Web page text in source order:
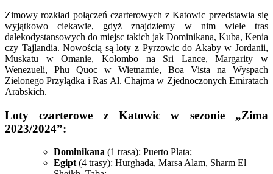
Zimowy rozkład połączeń czarterowych z Katowic przedstawia się
wyjątkowo ciekawie, gdyż znajdziemy w nim wiele tras
dalekodystansowych do miejsc takich jak Dominikana, Kuba, Kenia
czy Tajlandia. Nowością są loty z Pyrzowic do Akaby w Jordanii,
Muskatu w Omanie, Kolombo na Sri Lance, Margarity w
Wenezueli, Phu Quoc w Wietnamie, Boa Vista na Wyspach
Zielonego Przylądka i Ras Al. Chajma w Zjednoczonych Emiratach
Arabskich.
Loty czarterowe z Katowic w sezonie „Zima
2023/2024”:
Dominikana (1 trasa): Puerto Plata;
Egipt (4 trasy): Hurghada, Marsa Alam, Sharm El